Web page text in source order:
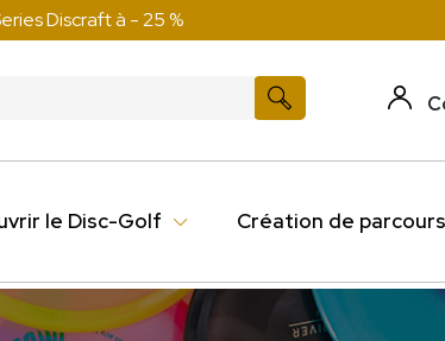
Discraft à - 25 %
le Disc-Golf Création de parcours